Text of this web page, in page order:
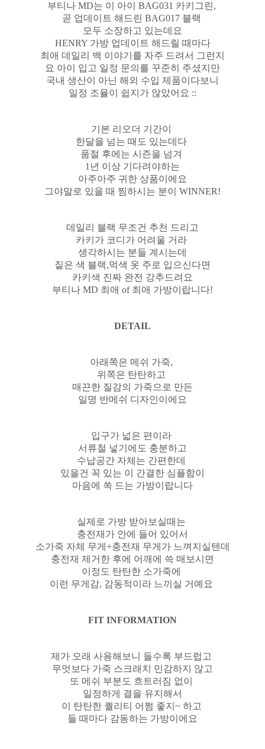
부티나 MD는 이 아이 BAG031 카키그린,
곧 업데이트 해드린 BAG017 블랙
모두 소장하고 있는데요
HENRY 가방 업데이트 해드릴 때마다
최애 데일리 백 이야기를 자주 드려서 그런지
요 아이 입고 일정 문의를 꾸준히 주셨지만
국내 생산이 아닌 해외 수입 제품이다보니
일정 조율이 쉽지가 않았어요 ::
기본 리오더 기간이
한달을 넘는 때도 있는데다
품절 후에는 시즌을 넘겨
1년 이상 기다려야하는
아주아주 귀한 상품이에요
그야말로 있을 때 찜하시는 분이 WINNER!
데일리 블랙 무조건 추천 드리고
카키가 코디가 어려울 거라
생각하시는 분들 계시는데
짙은 색 블랙,먹색 옷 주로 입으신다면
카키색 진짜 완전 강추드려요
부티나 MD 최애 of 최애 가방이랍니다!
DETAIL
아래쪽은 메쉬 가죽,
위쪽은 탄탄하고
매끈한 질감의 가죽으로 만든
일명 반메쉬 디자인이에요
입구가 넓은 편이라
서류철 넣기에도 충분하고
수납공간 자체는 간편한데
있을건 꼭 있는 이 간결한 심플함이
마음에 쏙 드는 가방이랍니다
실제로 가방 받아보실때는
충전재가 안에 들어 있어서
소가죽 자체 무게+충전재 무게가 느껴지실텐데
충전재 제거한 후에 어깨에 쓱 매보시면
이정도 탄탄한 소가죽에
이런 무게감, 감동적이라 느끼실 거예요
FIT INFORMATION
제가 오래 사용해보니 들수록 부드럽고
무엇보다 가죽 스크래치 민감하지 않고
또 메쉬 부분도 흐트러짐 없이
일정하게 결을 유지해서
이 탄탄한 퀄리티 어쩜 좋지~ 하고
들 때마다 감동하는 가방이에요